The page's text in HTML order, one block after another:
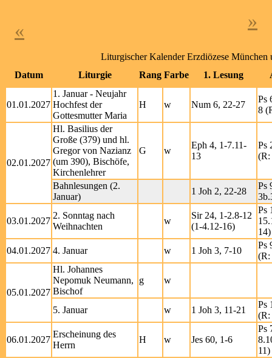
« »
Liturgischer Kalender Erzdiözese München
Datum
Liturgie Rang Farbe 1. Lesung
01.01.2027
1. Januar - Neujahr
Hochfest der
Gottesmutter Maria
H w Num 6, 22-27
Ps
8
02.01.2027
Hl. Basilius der
Große (379) und hl.
Gregor von Nazianz
(um 390), Bischöfe,
Kirchenlehrer
G w
Eph 4, 1-7.11-
13
Ps
(R:
Bahnlesungen (2.
Januar)
1 Joh 2, 22-28
Ps
03.01.2027
2. Sonntag nach
Weihnachten
w
Sir 24, 1-2.8-12
(1-4.12-16)
Ps
14)
04.01.2027 4. Januar w 1 Joh 3, 7-10
Ps
(R:
05.01.2027
Hl. Johannes
Nepomuk Neumann,
Bischof
g w
5. Januar w 1 Joh 3, 11-21
Ps
(R:
06.01.2027
Erscheinung des
Herrn
H w Jes 60, 1-6
Ps
11)